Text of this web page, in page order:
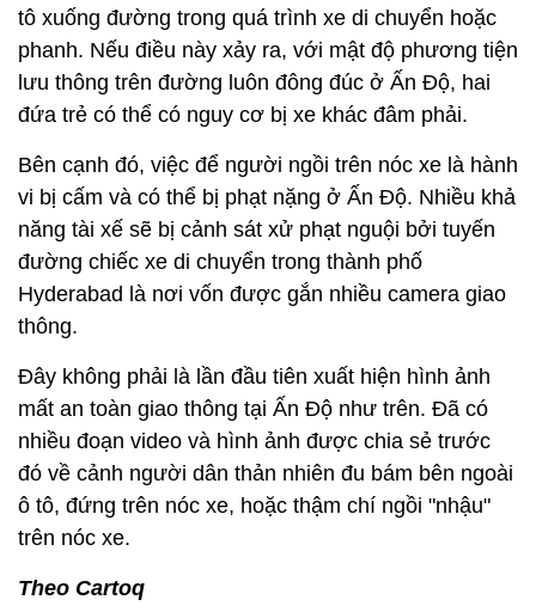
tô xuống đường trong quá trình xe di chuyển hoặc
phanh. Nếu điều này xảy ra, với mật độ phương tiện
lưu thông trên đường luôn đông đúc ở Ấn Độ, hai
đứa trẻ có thể có nguy cơ bị xe khác đâm phải.
Bên cạnh đó, việc để người ngồi trên nóc xe là hành
vi bị cấm và có thể bị phạt nặng ở Ấn Độ. Nhiều khả
năng tài xế sẽ bị cảnh sát xử phạt nguội bởi tuyến
đường chiếc xe di chuyển trong thành phố
Hyderabad là nơi vốn được gắn nhiều camera giao
thông.
Đây không phải là lần đầu tiên xuất hiện hình ảnh
mất an toàn giao thông tại Ấn Độ như trên. Đã có
nhiều đoạn video và hình ảnh được chia sẻ trước
đó về cảnh người dân thản nhiên đu bám bên ngoài
ô tô, đứng trên nóc xe, hoặc thậm chí ngồi "nhậu"
trên nóc xe.
Theo Cartoq